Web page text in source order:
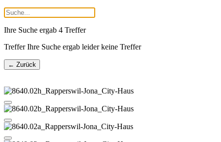
Ihre Suche ergab 4 Treffer
Treffer Ihre Suche ergab leider keine Treffer
← Zurück